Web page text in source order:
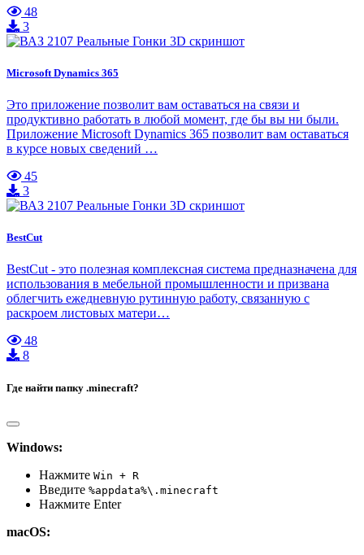
48
3
Microsoft Dynamics 365
Это приложение позволит вам оставаться на связи и
продуктивно работать в любой момент, где бы вы ни были.
Приложение Microsoft Dynamics 365 позволит вам оставаться
в курсе новых сведений …
45
3
BestCut
BestCut - это полезная комплексная система предназначена для
использования в мебельной промышленности и призвана
облегчить ежедневную рутинную работу, связанную с
раскроем листовых матери…
48
8
Где найти папку .minecraft?
Windows:
Нажмите Win + R
Введите %appdata%\.minecraft
Нажмите Enter
macOS: